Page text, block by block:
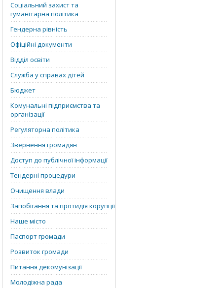
Соціальний захист та
гуманітарна політика
Гендерна рівність
Офіційні документи
Відділ освіти
Служба у справах дітей
Бюджет
Комунальні підприємства та
організації
Регуляторна політика
Звернення громадян
Доступ до публічної інформації
Тендерні процедури
Очищення влади
Запобігання та протидія корупції
Наше місто
Паспорт громади
Розвиток громади
Питання декомунізації
Молодіжна рада